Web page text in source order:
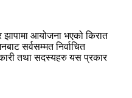
आयोजना भएको किरात
सर्वसम्मत निर्वाचित
तथा सदस्यहरु यस प्रकार